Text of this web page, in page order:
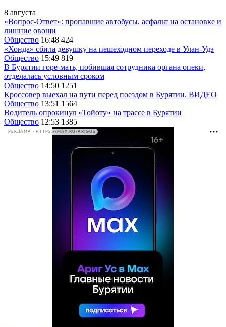
8 августа
«Вопрос-Ответ»: пропавшие автобусы, асфальт на остановке и
лишние овощи
Общество 16:48 424
«Хонда» сбила девушку на пешеходном переходе в Улан-Удэ
Общество 15:49 819
В Бурятии горе-мать, побившая сотрудника органа опеки,
отделалась условным сроком
Общество 14:50 1251
Кроссовер выехал на пути перед поездом в Бурятии. ВИДЕО
Общество 13:51 1564
Водитель опрокинул «Тойоту» на трассе в Бурятии
Общество 12:53 1385
РЕКЛАМА • HTTPS://MAX.RU/ARIGUS